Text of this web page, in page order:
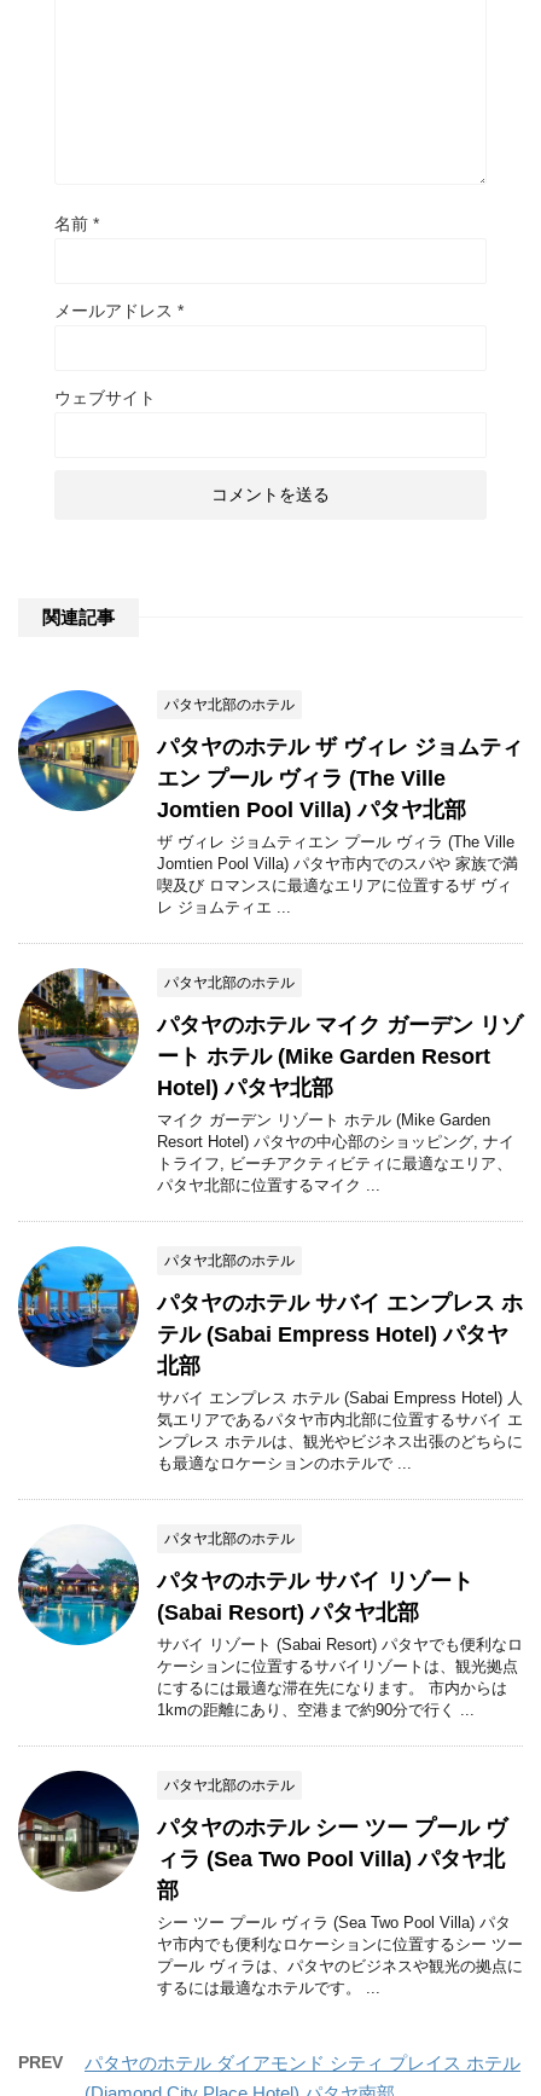
名前 *
メールアドレス *
ウェブサイト
関連記事
パタヤ北部のホテル
パタヤのホテル ザ ヴィレ ジョムティ
エン プール ヴィラ (The Ville
Jomtien Pool Villa) パタヤ北部
ザ ヴィレ ジョムティエン プール ヴィラ (The Ville
Jomtien Pool Villa) パタヤ市内でのスパや 家族で満
喫及び ロマンスに最適なエリアに位置するザ ヴィ
レ ジョムティエ ...
パタヤ北部のホテル
パタヤのホテル マイク ガーデン リゾ
ート ホテル (Mike Garden Resort
Hotel) パタヤ北部
マイク ガーデン リゾート ホテル (Mike Garden
Resort Hotel) パタヤの中心部のショッピング, ナイ
トライフ, ビーチアクティビティに最適なエリア、
パタヤ北部に位置するマイク ...
パタヤ北部のホテル
パタヤのホテル サバイ エンプレス ホ
テル (Sabai Empress Hotel) パタヤ
北部
サバイ エンプレス ホテル (Sabai Empress Hotel) 人
気エリアであるパタヤ市内北部に位置するサバイ エ
ンプレス ホテルは、観光やビジネス出張のどちらに
も最適なロケーションのホテルで ...
パタヤ北部のホテル
パタヤのホテル サバイ リゾート
(Sabai Resort) パタヤ北部
サバイ リゾート (Sabai Resort) パタヤでも便利なロ
ケーションに位置するサバイリゾートは、観光拠点
にするには最適な滞在先になります。 市内からは
1kmの距離にあり、空港まで約90分で行く ...
パタヤ北部のホテル
パタヤのホテル シー ツー プール ヴ
ィラ (Sea Two Pool Villa) パタヤ北
部
シー ツー プール ヴィラ (Sea Two Pool Villa) パタ
ヤ市内でも便利なロケーションに位置するシー ツー
プール ヴィラは、パタヤのビジネスや観光の拠点に
するには最適なホテルです。 ...
PREV
パタヤのホテル ダイアモンド シティ プレイス ホテル